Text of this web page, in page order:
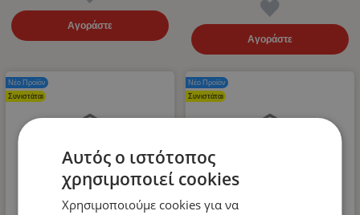
Αγοράστε
Αγοράστε
Νέο Προϊόν
Συνιστάται
Νέο Προϊόν
Συνιστάται
Αυτός ο ιστότοπος
χρησιμοποιεί cookies
Χρησιμοποιούμε cookies για να